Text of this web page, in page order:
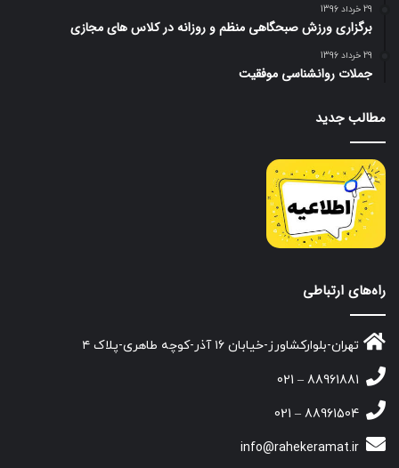
29 خرداد 1396
برگزاری ورزش صبحگاهی منظم و روزانه در کلاس های مجازی
29 خرداد 1396
جملات روانشناسی موفقیت
مطالب جدید
راه‌های ارتباطی
تهران-بلوارکشاورز-خیابان ۱۶ آذر-کوچه طاهری-پلاک ۴
88961881 – 021
88961504 – 021
info@rahekeramat.ir